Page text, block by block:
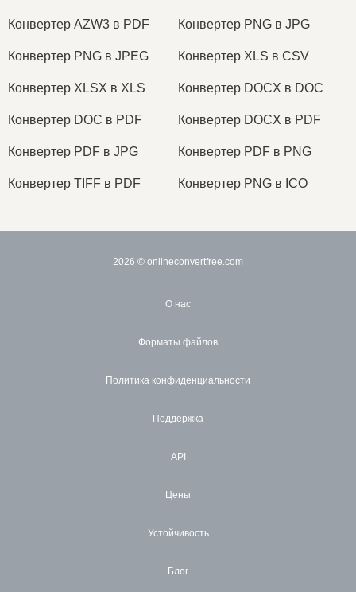
Конвертер AZW3 в PDF Конвертер PNG в JPG
Конвертер PNG в JPEG Конвертер XLS в CSV
Конвертер XLSX в XLS Конвертер DOCX в DOC
Конвертер DOC в PDF Конвертер DOCX в PDF
Конвертер PDF в JPG Конвертер PDF в PNG
Конвертер TIFF в PDF Конвертер PNG в ICO
2026 © onlineconvertfree.com
О нас
Форматы файлов
Политика конфиденциальности
Поддержка
API
Цены
Устойчивость
Блог